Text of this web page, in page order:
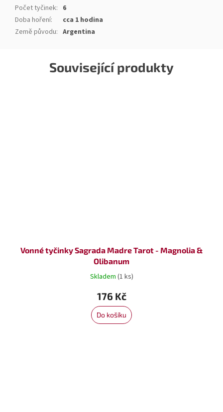
Související produkty
Vonné tyčinky Sagrada Madre Tarot - Magnolia &
Olibanum
Skladem (1 ks)
176 Kč
Do košíku
Počet tyčinek: 6
Doba hoření:
cca 1 hodina
Země původu: Argentina